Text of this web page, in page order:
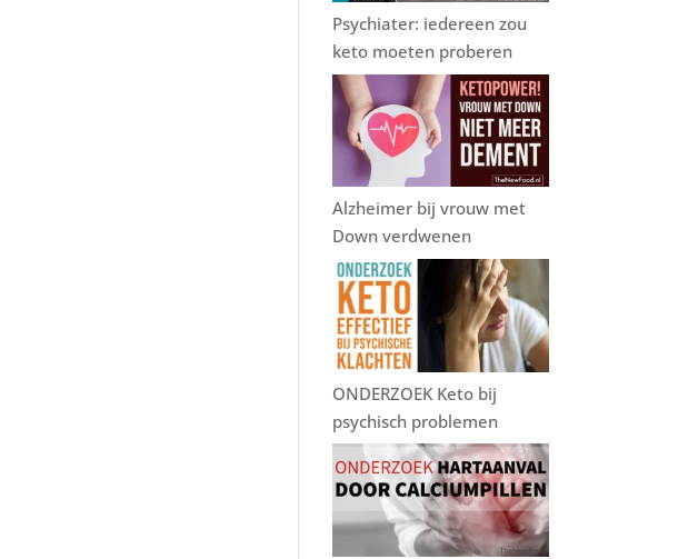
Psychiater: iedereen zou
keto moeten proberen
Alzheimer bij vrouw met
Down verdwenen
ONDERZOEK Keto bij
psychisch problemen